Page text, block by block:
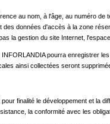
au nom, à l'âge, au numéro
des données d'accès à la zone
la gestion du site Internet,
pourra enregistrer
ainsi collectées seront
finalité le développement et la
la conformité avec les